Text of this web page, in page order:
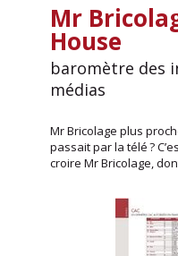
Mr
House
baromètre des
médias
Mr Bricolage plus
passait par la télé ?
croire Mr Bricolage,